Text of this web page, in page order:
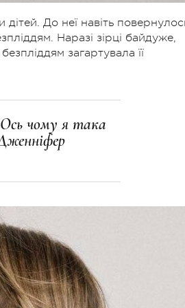
До неї навіть
Наразі зірці байдуже,
загартувала її
чому я така